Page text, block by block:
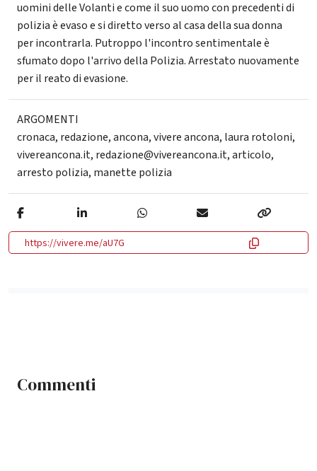
uomini delle Volanti e come il suo uomo con precedenti di
polizia è evaso e si diretto verso al casa della sua donna
per incontrarla. Putroppo l'incontro sentimentale è
sfumato dopo l'arrivo della Polizia. Arrestato nuovamente
per il reato di evasione.
ARGOMENTI
cronaca, redazione,ancona,vivere ancona, laura rotoloni,
vivereancona.it, redazione@vivereancona.it,articolo,
arresto polizia, manette polizia
https://vivere.me/aU7G
Commenti